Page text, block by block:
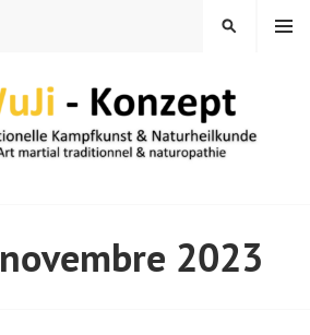
MENU
SEARCH
novembre 2023